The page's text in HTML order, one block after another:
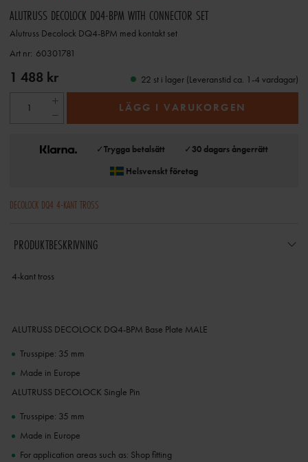
ALUTRUSS DECOLOCK DQ4-BPM WITH CONNECTOR SET
Alutruss Decolock DQ4-BPM med kontakt set
Art nr: 60301781
1 488 kr 22 st i lager (Leveranstid ca. 1-4 vardagar)
LÄGG I VARUKORGEN
✓Trygga betalsätt ✓30 dagars ångerrätt
Helsvenskt företag
DECOLOCK DQ4 4-KANT TROSS
PRODUKTBESKRIVNING
4-kant tross
ALUTRUSS DECOLOCK DQ4-BPM Base Plate MALE
Trusspipe: 35 mm
Made in Europe
ALUTRUSS DECOLOCK Single Pin
Trusspipe: 35 mm
Made in Europe
For application areas such as: Shop fitting